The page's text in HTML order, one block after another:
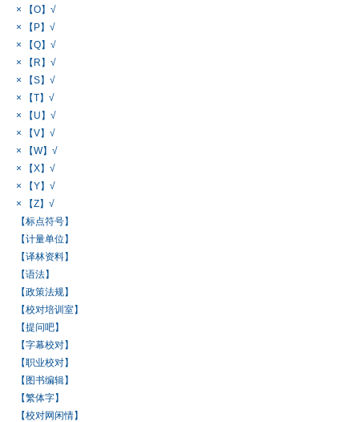
× 【O】√
× 【P】√
× 【Q】√
× 【R】√
× 【S】√
× 【T】√
× 【U】√
× 【V】√
× 【W】√
× 【X】√
× 【Y】√
× 【Z】√
【标点符号】
【计量单位】
【译林资料】
【语法】
【政策法规】
【校对培训室】
【提问吧】
【字幕校对】
【职业校对】
【图书编辑】
【繁体字】
【校对网闲情】